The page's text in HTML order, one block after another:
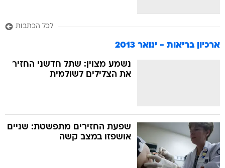
לכל הכתבות
ארכיון בריאות - ינואר 2013
נשמע מצוין: שתל חדשני החזיר
את הצלילים לשולמית
שפעת החזירים מתפשטת: שניים
אושפזו במצב קשה